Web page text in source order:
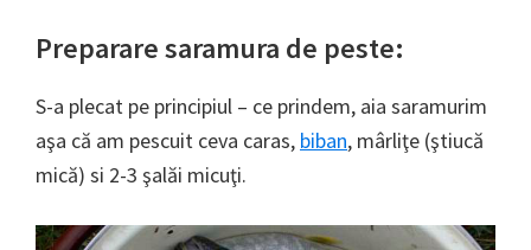
Preparare saramura de peste:
S-a plecat pe principiul – ce prindem, aia saramurim
aşa că am pescuit ceva caras, biban, mârliţe (ştiucă
mică) si 2-3 şalăi micuţi.